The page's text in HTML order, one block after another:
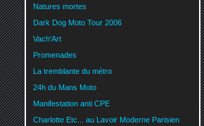
Natures mortes
Dark Dog Moto Tour 2006
Vach'Art
Promenades
La tremblante du métro
24h du Mans Moto
Manifestation anti CPE
Charlotte Etc... au Lavoir Moderne Parisien